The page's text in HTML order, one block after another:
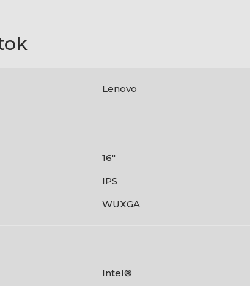
Lenovo
16"
IPS
WUXGA
Intel®